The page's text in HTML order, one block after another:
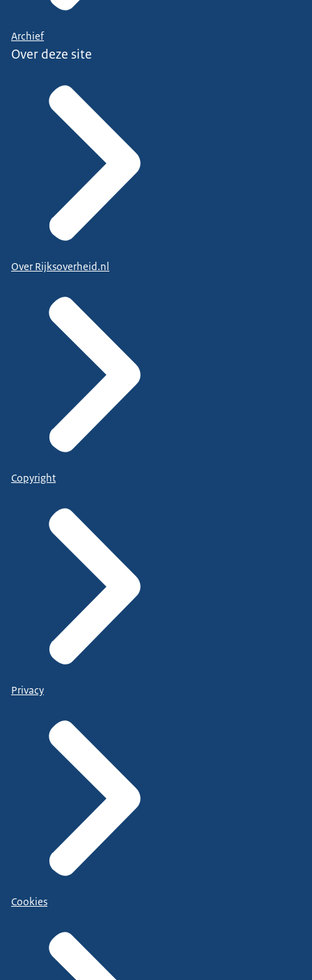
Archief
Over deze site
Over Rijksoverheid.nl
Copyright
Privacy
Cookies